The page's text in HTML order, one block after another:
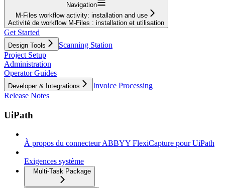
Navigation
M-Files workflow activity: installation and use
Activité de workflow M-Files : installation et utilisation
Get Started
Design Tools
Scanning Station
Project Setup
Administration
Operator Guides
Developer & Integrations
Invoice Processing
Release Notes
UiPath
À propos du connecteur ABBYY FlexiCapture pour UiPath
Exigences système
Multi-Task Package